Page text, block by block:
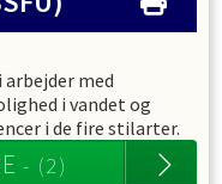
arbejder med
i vandet og
i de fire stilarter.
- (2)